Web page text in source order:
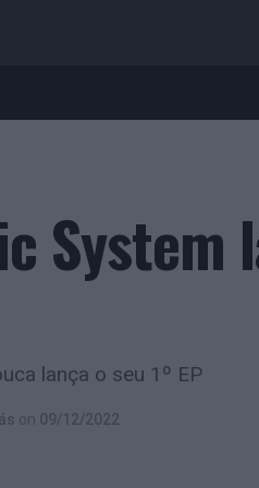
System
lança o seu 1º EP
on 09/12/2022